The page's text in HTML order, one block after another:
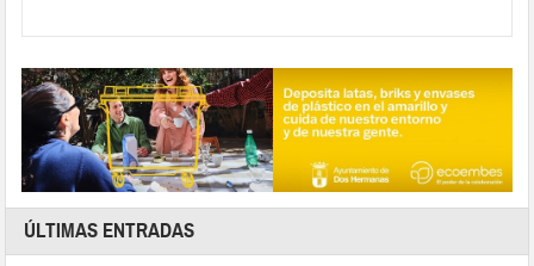
ÚLTIMAS ENTRADAS